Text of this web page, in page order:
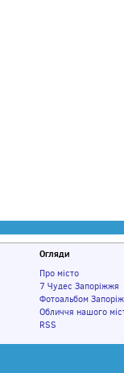
Огляди
Про місто
7 Чудес Запоріжжя
Фотоальбом
Обличчя нашого
RSS